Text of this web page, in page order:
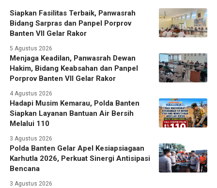
Siapkan Fasilitas Terbaik, Panwasrah
Bidang Sarpras dan Panpel Porprov
Banten VII Gelar Rakor
5 Agustus 2026
Menjaga Keadilan, Panwasrah Dewan
Hakim, Bidang Keabsahan dan Panpel
Porprov Banten VII Gelar Rakor
4 Agustus 2026
Hadapi Musim Kemarau, Polda Banten
Siapkan Layanan Bantuan Air Bersih
Melalui 110
3 Agustus 2026
Polda Banten Gelar Apel Kesiapsiagaan
Karhutla 2026, Perkuat Sinergi Antisipasi
Bencana
3 Agustus 2026